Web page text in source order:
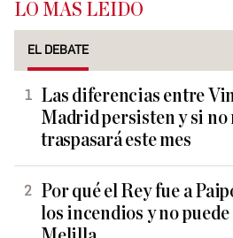
LO MÁS LEÍDO
EL DEBATE
Las diferencias entre
Madrid persisten y si no
traspasará este mes
Por qué el Rey fue a
los incendios y no